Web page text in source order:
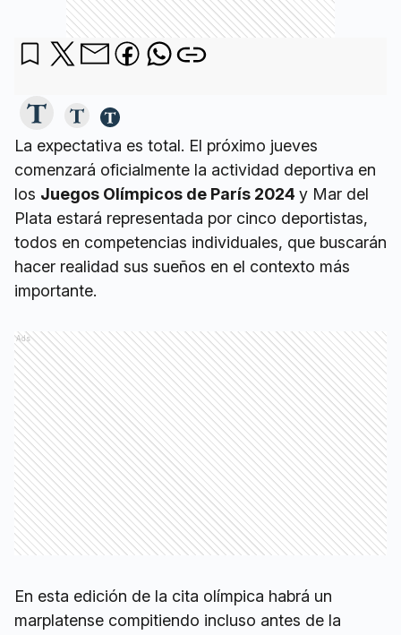
La expectativa es total. El próximo jueves
comenzará oficialmente la actividad deportiva en
los Juegos Olímpicos de París 2024 y Mar del
Plata estará representada por cinco deportistas,
todos en competencias individuales, que buscarán
hacer realidad sus sueños en el contexto más
importante.
Ads
En esta edición de la cita olímpica habrá un
marplatense compitiendo incluso antes de la